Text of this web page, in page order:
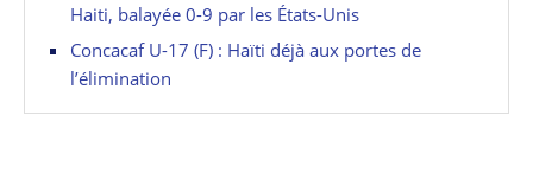
Haiti, balayée 0-9 par les États-Unis
Concacaf U-17 (F) : Haïti déjà aux portes de
l’élimination